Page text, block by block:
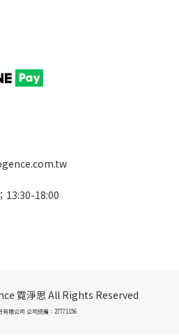
13:30-18:00
霓淨思 All Rights Reserved
有限公司 公司統編：27771156